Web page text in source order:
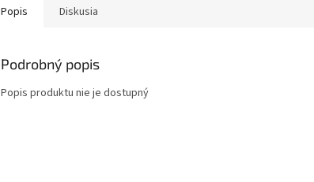
Popis Diskusia
Podrobný popis
Popis produktu nie je dostupný